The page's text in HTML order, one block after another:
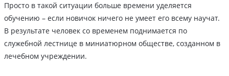
Просто в такой ситуации больше времени уделяется
обучению – если новичок ничего не умеет его всему научат.
В результате человек со временем поднимается по
служебной лестнице в миниатюрном обществе, созданном в
лечебном учреждении.